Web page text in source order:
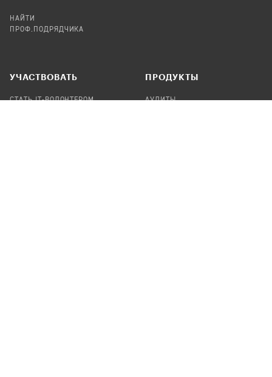
НАЙТИ
ПРОФ.ПОДРЯДЧИКА
УЧАСТВОВАТЬ
СТАТЬ IT-ВОЛОНТЕРОМ
ПРОДУКТЫ
АУДИТЫ